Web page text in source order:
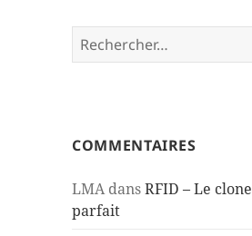
Rechercher :
COMMENTAIRES
LMAdansRFID – Le clone
parfait